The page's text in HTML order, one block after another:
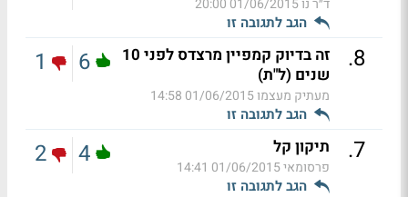
ד״ר נו01/06/2015 20:00
הגב לתגובה זו
8
.
זה בדיוק קמפיין מרצדס לפני 10
שנים (ל"ת)
מעתיק מעצמו01/06/2015 14:58
הגב לתגובה זו
6
1
7
. תיקון קל
פרסומאי01/06/2015 14:41
הגב לתגובה זו
4
2